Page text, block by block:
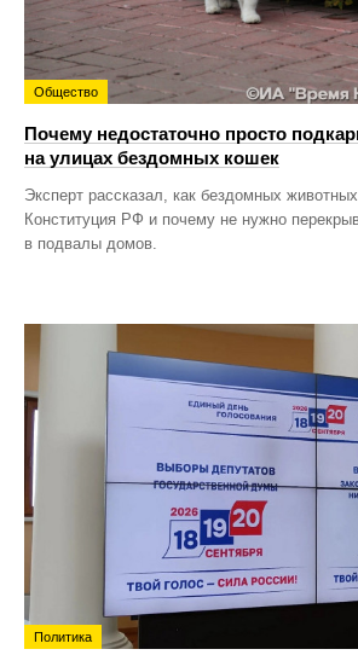
Общество
Почему недостаточно просто
на улицах бездомных кошек
Эксперт рассказал, как бездомных
Конституция РФ и почему не нужно
в подвалы домов.
Политика